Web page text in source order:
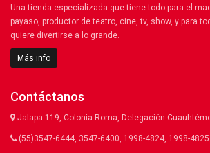
Una tienda especializada que tiene todo para el
payaso, productor de teatro, cine, tv, show, y para
quiere divertirse a lo grande.
Más info
Contáctanos
Jalapa 119, Colonia Roma, Delegación
(55)3547-6444, 3547-6400, 1998-4824, 1998-4825